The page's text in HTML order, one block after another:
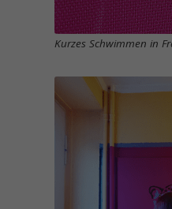
Kurzes Schwimmen in